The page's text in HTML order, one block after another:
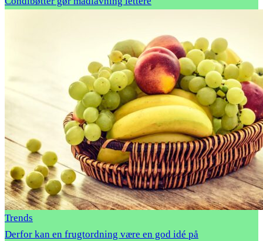
Trends
Derfor kan en frugtordning være en god idé på